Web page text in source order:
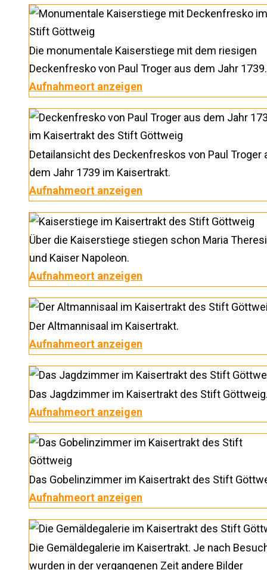
Die monumentale Kaiserstiege mit dem riesigen
Deckenfresko von Paul Troger aus dem Jahr 1739.
Aufnahmeort anzeigen
Detailansicht des Deckenfreskos von Paul Troger
dem Jahr 1739 im Kaisertrakt.
Aufnahmeort anzeigen
Über die Kaiserstiege stiegen schon Maria
und Kaiser Napoleon.
Aufnahmeort anzeigen
Der Altmannisaal im Kaisertrakt.
Aufnahmeort anzeigen
Das Jagdzimmer im Kaisertrakt des Stift
Aufnahmeort anzeigen
Das Gobelinzimmer im Kaisertrakt des Stift
Aufnahmeort anzeigen
Die Gemäldegalerie im Kaisertrakt. Je nach
wurden in der vergangenen Zeit andere Bilder